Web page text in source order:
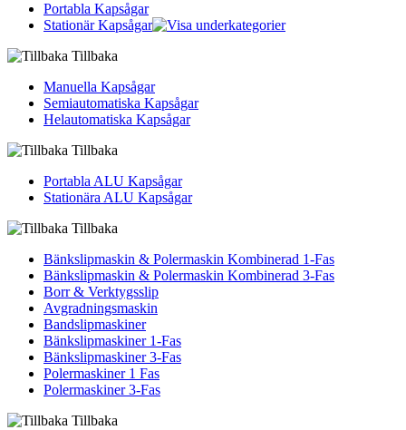
Portabla Kapsågar
Stationär Kapsågar
Tillbaka
Manuella Kapsågar
Semiautomatiska Kapsågar
Helautomatiska Kapsågar
Tillbaka
Portabla ALU Kapsågar
Stationära ALU Kapsågar
Tillbaka
Bänkslipmaskin & Polermaskin Kombinerad 1-Fas
Bänkslipmaskin & Polermaskin Kombinerad 3-Fas
Borr & Verktygsslip
Avgradningsmaskin
Bandslipmaskiner
Bänkslipmaskiner 1-Fas
Bänkslipmaskiner 3-Fas
Polermaskiner 1 Fas
Polermaskiner 3-Fas
Tillbaka